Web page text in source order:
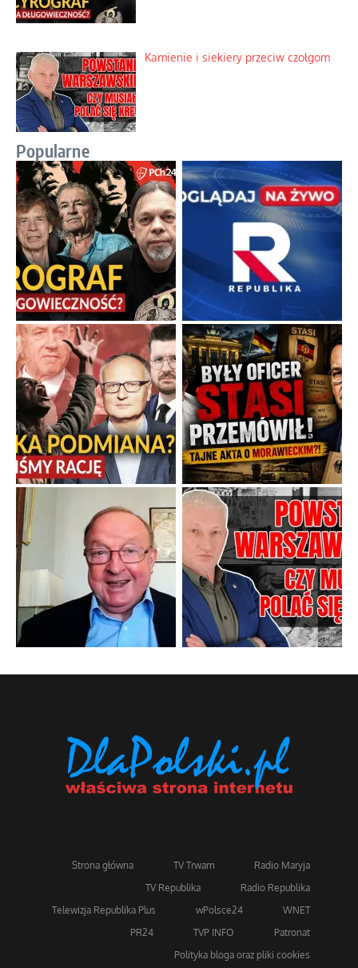
Kamienie i siekiery przeciw czołgom
Popularne
Strona główna TV Trwam
Radio Maryja
TV Republika
Radio Republika
Telewizja Republika Plus
wPolsce24
WNET
PR24
TVP INFO
Patronat
Polityka bloga oraz pliki cookies